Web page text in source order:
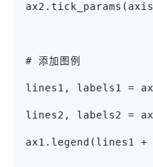
# 添加图例
lines1, labels1 =
lines2, labels2 =
ax1.legend(lines1